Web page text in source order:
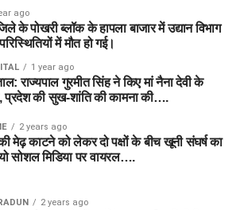
ago
के पोखरी ब्लॉक के हापला बाजार में उद्यान विभाग
में मौत हो गई।
1 year ago
राज्यपाल गुरमीत सिंह ने किए मां नैना देवी के
प्रदेश की सुख-शांति की कामना की….
2 years ago
मेढ़ काटने को लेकर दो पक्षों के बीच खूनी संघर्ष का
सोशल मिडिया पर वायरल….
2 years ago